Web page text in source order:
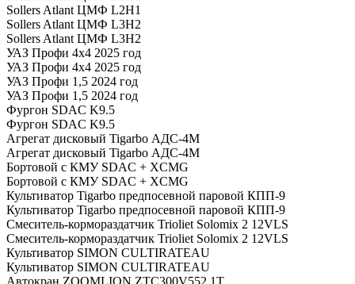
Sollers Atlant ЦМФ L2H1
Sollers Atlant ЦМФ L3H2
Sollers Atlant ЦМФ L3H2
УАЗ Профи 4х4 2025 год
УАЗ Профи 4х4 2025 год
УАЗ Профи 1,5 2024 год
УАЗ Профи 1,5 2024 год
Фургон SDAC K9.5
Фургон SDAC K9.5
Агрегат дисковый Tigarbo АДС-4M
Агрегат дисковый Tigarbo АДС-4M
Бортовой с КМУ SDAC + XCMG
Бортовой с КМУ SDAC + XCMG
Культиватор Tigarbo предпосевной паровой КПП-9
Культиватор Tigarbo предпосевной паровой КПП-9
Смеситель-кормораздатчик Trioliet Solomix 2 12VLS
Смеситель-кормораздатчик Trioliet Solomix 2 12VLS
Культиватор SIMON CULTIRATEAU
Культиватор SIMON CULTIRATEAU
Автокран ZOOMLION ZTC300V552.1T